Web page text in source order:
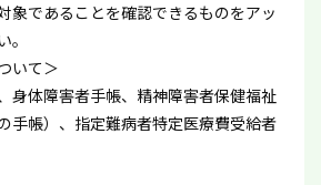
象であることを確認できるものをアッ
いて＞
身体障害者手帳、精神障害者保健福祉
手帳）、指定難病者特定医療費受給者